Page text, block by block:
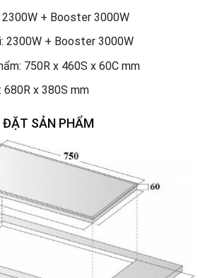
+ Booster 3000W
2300W + Booster 3000W
750R x 460S x 60C mm
x 380S mm
ĐẶT SẢN PHẨM